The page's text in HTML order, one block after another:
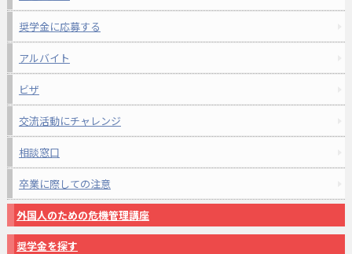
奨学金に応募する
アルバイト
ビザ
交流活動にチャレンジ
相談窓口
卒業に際しての注意
外国人のための危機管理講座
奨学金を探す